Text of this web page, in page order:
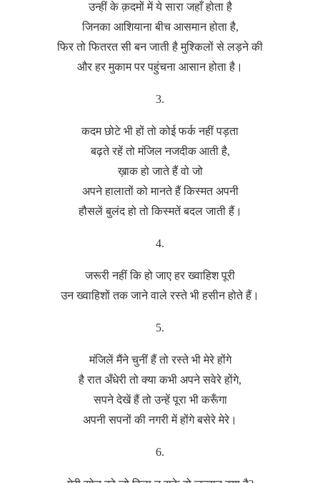
उन्हीं के क़दमों में ये सारा जहाँ होता है
जिनका आशियाना बीच आसमान होता है,
फिर तो फितरत सी बन जाती है मुश्किलों से लड़ने की
और हर मुकाम पर पहुंचना आसान होता है।
3.
कदम छोटे भी हों तो कोई फर्क नहीं पड़ता
बढ़ते रहें तो मंजिल नजदीक आती है,
ख़ाक हो जाते हैं वो जो
अपने हालातों को मानते हैं किस्मत अपनी
हौसलें बुलंद हो तो किस्मतें बदल जाती हैं।
4.
जरूरी नहीं कि हो जाए हर ख्वाहिश पूरी
उन ख्वाहिशों तक जाने वाले रस्ते भी हसीन होते हैं।
5.
मंजिलें मैंने चुनीं हैं तो रस्ते भी मेरे होंगे
है रात अँधेरी तो क्या कभी अपने सवेरे होंगे,
सपने देखें हैं तो उन्हें पूरा भी करूँगा
अपनी सपनों की नगरी में होंगे बसेरे मेरे।
6.